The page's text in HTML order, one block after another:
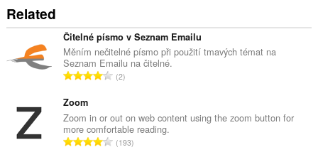
Related
Čitelné písmo v Seznam Emailu
Měním nečitelné písmo při použití tmavých témat na
Seznam Emailu na čitelné.
จำ
น
ค
ะ
2
Zoom
Zoom in or out on web content using the zoom button for
more comfortable reading.
จำ193